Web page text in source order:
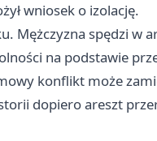
wniosek o izolację.
Mężczyzna spędzi w
na podstawie
konflikt może
dopiero areszt